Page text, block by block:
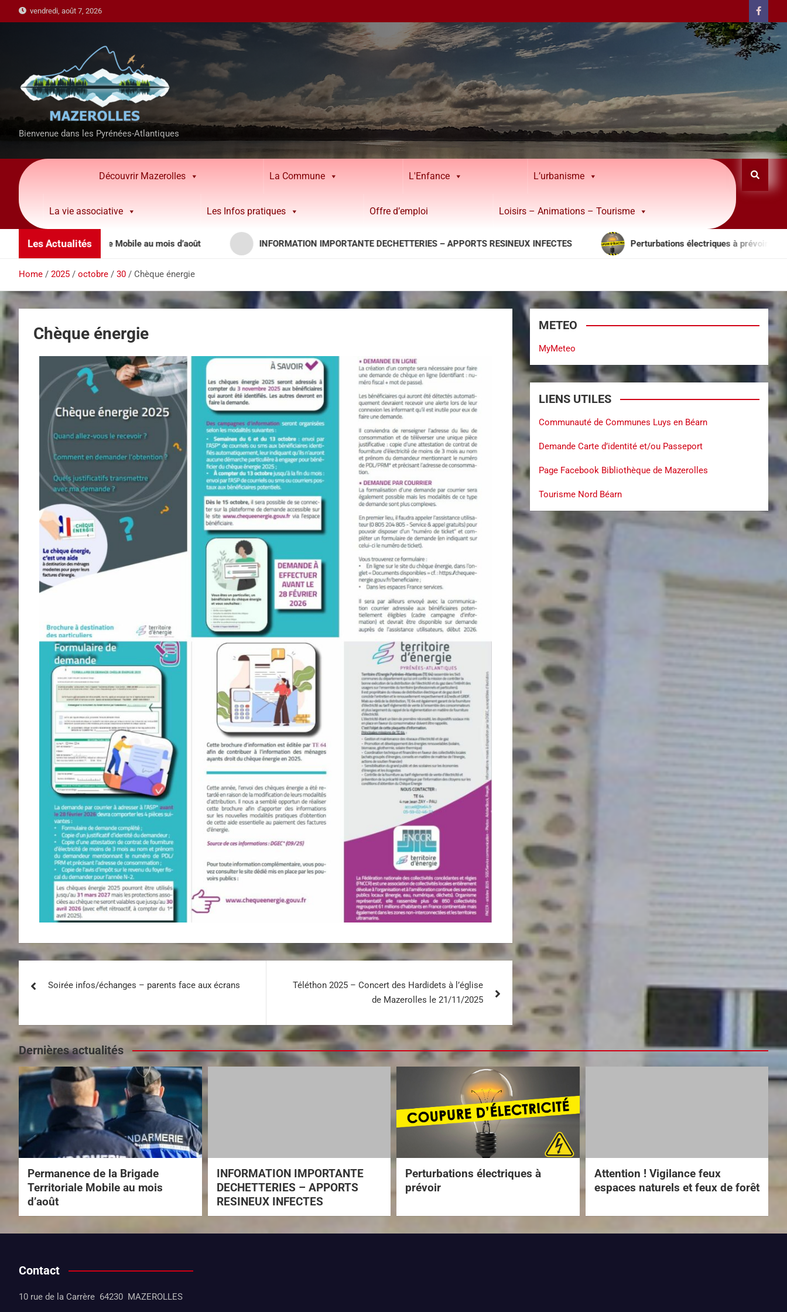
vendredi, août 7, 2026
Bienvenue dans les Pyrénées-Atlantiques
Découvrir Mazerolles La Commune L'Enfance L’urbanisme
La vie associative Les Infos pratiques Offre d’emploi Loisirs – Animations – Tourisme
Les Actualités
Territoriale Mobile au mois d’août INFORMATION IMPORTANTE DECHETTERIES – APPORTS RESINEUX INFECTES Perturbations électriques à prévoir
Home 2025 octobre 30 Chèque énergie
Chèque énergie
Soirée infos/échanges – parents face aux écrans
Téléthon 2025 – Concert des Hardidets à l’église
de Mazerolles le 21/11/2025
METEO
MyMeteo
LIENS UTILES
Communauté de Communes Luys en Béarn
Demande Carte d’identité et/ou Passeport
Page Facebook Bibliothèque de Mazerolles
Tourisme Nord Béarn
Dernières actualités
Permanence de la Brigade
Territoriale Mobile au mois
d’août
INFORMATION IMPORTANTE
DECHETTERIES – APPORTS
RESINEUX INFECTES
Perturbations électriques à
prévoir
Attention ! Vigilance feux
espaces naturels et feux de forêt
Contact
10 rue de la Carrère 64230 MAZEROLLES